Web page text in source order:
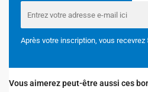
Après votre inscription, vous
Vous aimerez peut-être aussi ces